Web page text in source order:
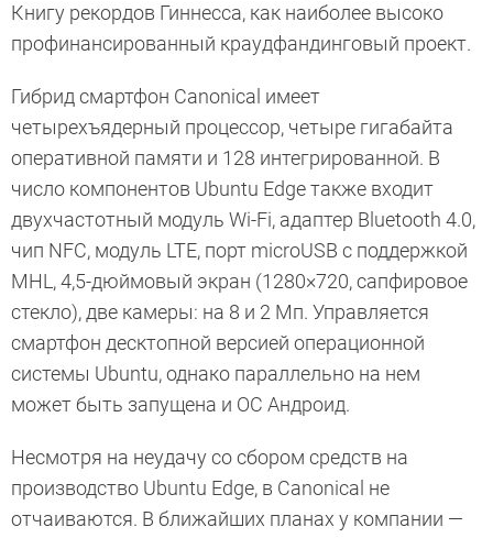
Книгу рекордов Гиннесса, как наиболее высоко
профинансированный краудфандинговый проект.
Гибрид смартфон Canonical имеет
четырехъядерный процессор, четыре гигабайта
оперативной памяти и 128 интегрированной. В
число компонентов Ubuntu Edge также входит
двухчастотный модуль Wi-Fi, адаптер Bluetooth 4.0,
чип NFC, модуль LTE, порт microUSB с поддержкой
MHL, 4,5-дюймовый экран (1280×720, сапфировое
стекло), две камеры: на 8 и 2 Мп. Управляется
смартфон десктопной версией операционной
системы Ubuntu, однако параллельно на нем
может быть запущена и ОС Андроид.
Несмотря на неудачу со сбором средств на
производство Ubuntu Edge, в Canonical не
отчаиваются. В ближайших планах у компании —